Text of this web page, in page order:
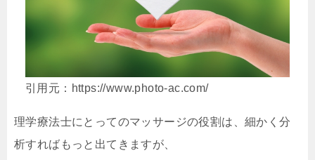
引用元：https://www.photo-ac.com/
理学療法士にとってのマッサージの役割は、細かく分
析すればもっと出てきますが、